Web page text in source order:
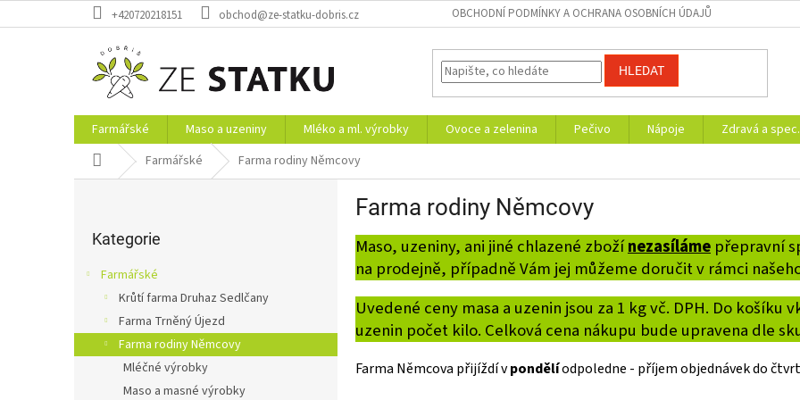
na
+420720218151 obchod@ze-statku-dobris.cz OBCHODNÍ PODMÍNKY A OCHRANA OSOBNÍCH ÚDAJŮ
HLEDAT
Farmářské Maso a uzeniny Mléko a ml. výrobky Ovoce a zelenina Pečivo Nápoje Zdravá a
Domů Farmářské Farma rodiny Němcovy
kategorie
Kategorie
Farmářské
Krůtí farma Druhaz Sedlčany
Farma Trněný Újezd
Farma rodiny Němcovy
Mléčné výrobky
Maso a masné výrobky
Farma rodiny Němcovy
Maso, uzeniny, ani jiné chlazené zbožínezasíláme přepravní
na prodejně, případně Vám jej můžeme doručit v rámci
Uvedené ceny masa a uzenin jsou za 1 kg vč. DPH. Do košíku
uzenin počet kilo. Celková cena nákupu bude upravena dle
Farma Němcova přijíždí vpondělíodpoledne - příjem objednávek do